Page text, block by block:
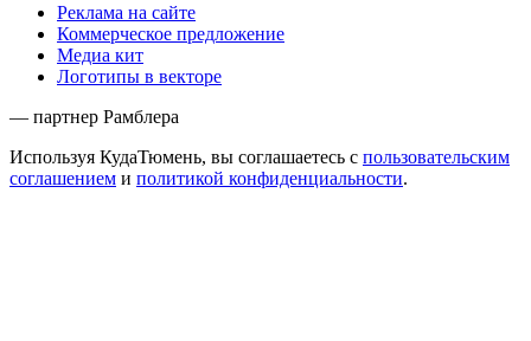
Реклама на сайте
Коммерческое предложение
Медиа кит
Логотипы в векторе
— партнер Рамблера
Используя КудаТюмень, вы соглашаетесь с пользовательским
соглашением и политикой конфиденциальности.